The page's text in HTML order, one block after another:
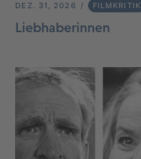
DEZ. 31, 2026 FILMKRITIK
Liebhaberinnen